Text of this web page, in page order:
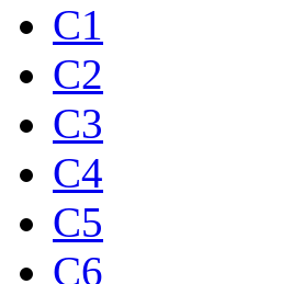
C1
C2
C3
C4
C5
C6